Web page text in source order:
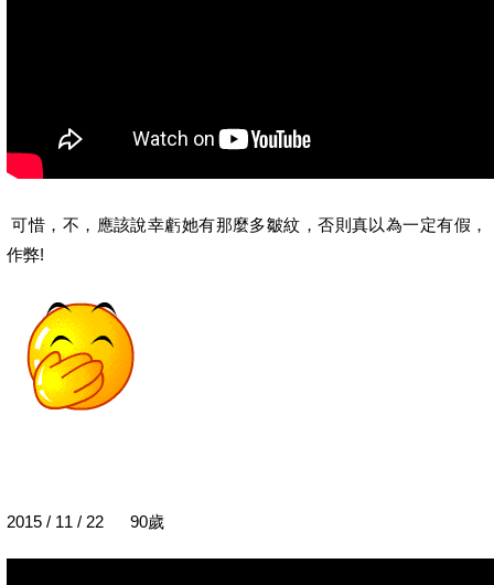
可惜，不，應該說幸虧她有那麼多皺紋，否則真以為一定有假，
作弊!
2015 / 11 / 22 90歲